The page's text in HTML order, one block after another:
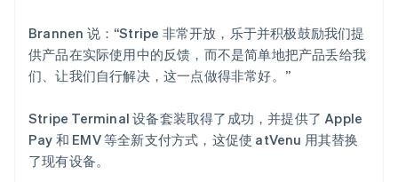
Brannen 说：“Stripe 非常开放，乐于并积极鼓励我们提
供产品在实际使用中的反馈，而不是简单地把产品丢给我
们、让我们自行解决，这一点做得非常好。”
Stripe Terminal 设备套装取得了成功，并提供了 Apple
Pay 和 EMV 等全新支付方式，这促使 atVenu 用其替换
了现有设备。